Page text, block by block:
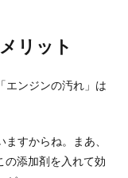
リット
エンジンの汚れ」は
すからね。まあ、
の添加剤を入れて効